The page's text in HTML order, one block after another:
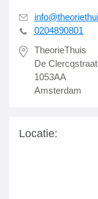
0204890801
TheorieThuis
De
1053AA
Amsterdam
Locatie: